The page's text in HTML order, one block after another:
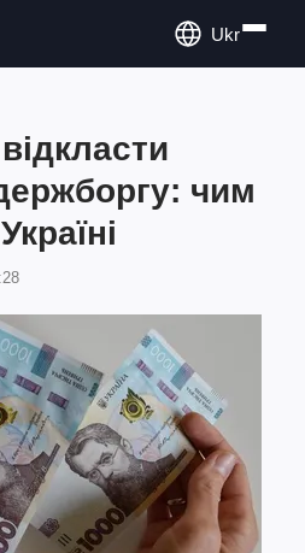
Ukr
чим